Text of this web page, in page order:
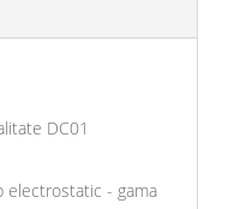
DC01
electrostatic - gama